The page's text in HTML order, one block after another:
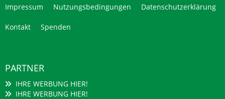
Impressum Nutzungsbedingungen Datenschutzerklärung
Kontakt Spenden
PARTNER
IHRE WERBUNG HIER!
IHRE WERBUNG HIER!